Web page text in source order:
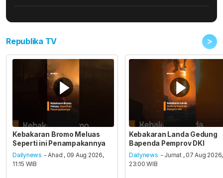
Republika TV >
Kebakaran Bromo Meluas
Seperti ini Penampakannya
Dailynews - Ahad , 09 Aug 2026,
11:15 WIB
Kebakaran Landa Gedung
Bapenda Pemprov DKI
Dailynews - Jumat , 07 Aug 2026,
23:00 WIB